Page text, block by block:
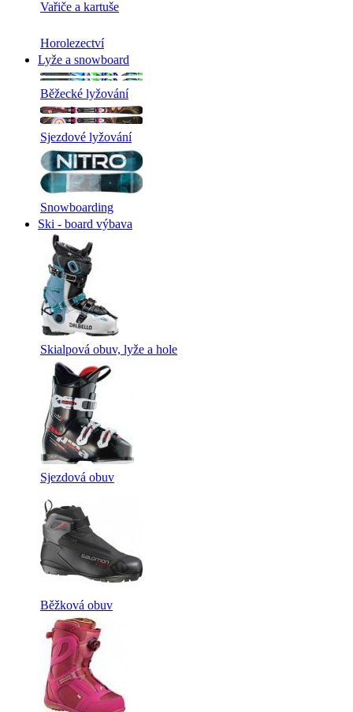
Vařiče a kartuše
Horolezectví
Lyže a snowboard
Běžecké lyžování
Sjezdové lyžování
Snowboarding
Ski - board výbava
Skialpová obuv, lyže a hole
Sjezdová obuv
Běžková obuv